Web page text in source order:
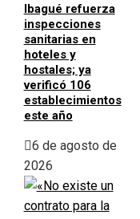
Ibagué refuerza
inspecciones
sanitarias en
hoteles y
hostales; ya
verificó 106
establecimientos
este año
6 de agosto de
2026